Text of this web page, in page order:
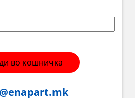
во кошничка